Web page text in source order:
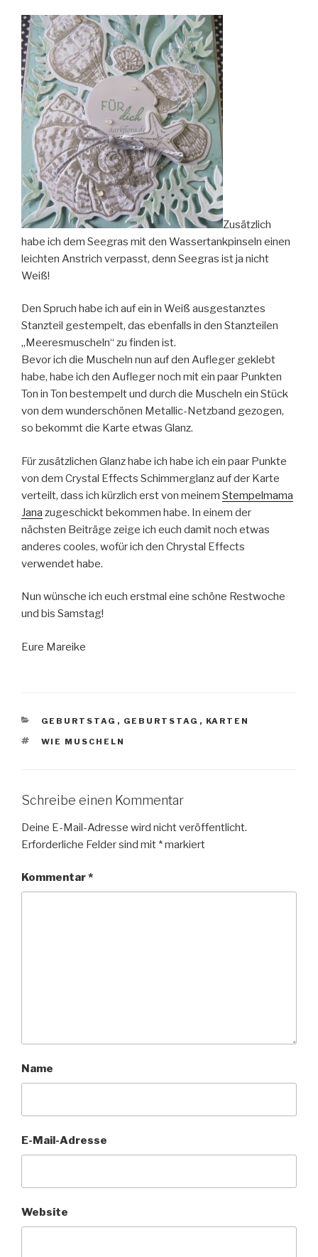
Zusätzlich
habe ich dem Seegras mit den Wassertankpinseln einen
leichten Anstrich verpasst, denn Seegras ist ja nicht
Weiß!
Den Spruch habe ich auf ein in Weiß ausgestanztes
Stanzteil gestempelt, das ebenfalls in den Stanzteilen
„Meeresmuscheln“ zu finden ist.
Bevor ich die Muscheln nun auf den Aufleger geklebt
habe, habe ich den Aufleger noch mit ein paar Punkten
Ton in Ton bestempelt und durch die Muscheln ein Stück
von dem wunderschönen Metallic-Netzband gezogen,
so bekommt die Karte etwas Glanz.
Für zusätzlichen Glanz habe ich habe ich ein paar Punkte
von dem Crystal Effects Schimmerglanz auf der Karte
verteilt, dass ich kürzlich erst von meinem Stempelmama
Jana zugeschickt bekommen habe. In einem der
nächsten Beiträge zeige ich euch damit noch etwas
anderes cooles, wofür ich den Chrystal Effects
verwendet habe.
Nun wünsche ich euch erstmal eine schöne Restwoche
und bis Samstag!
Eure Mareike
KATEGORIEN
GEBURTSTAG , GEBURTSTAG , KARTEN
SCHLAGWÖRTER
WIE MUSCHELN
Schreibe einen Kommentar
Deine E-Mail-Adresse wird nicht veröffentlicht.
Erforderliche Felder sind mit *markiert
Kommentar*
Name
E-Mail-Adresse
Website